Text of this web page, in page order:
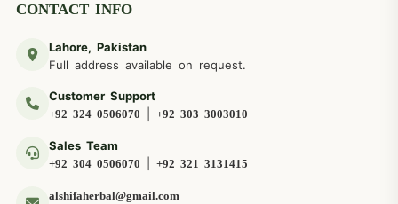
CONTACT INFO
Lahore, Pakistan
Full address available on request.
Customer Support
+92 324 0506070 +92 303 3003010
Sales Team
+92 304 0506070 +92 321 3131415
alshifaherbal@gmail.com